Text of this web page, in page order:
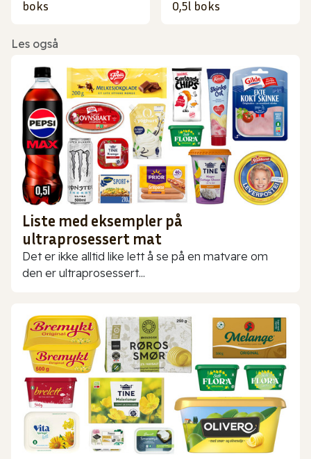
boks
0,5l boks
Les også
Liste med eksempler på
ultraprosessert mat
Det er ikke alltid like lett å se på en matvare om
den er ultraprosessert...